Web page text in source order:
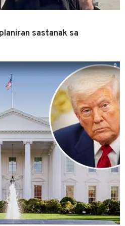
sastanak sa
0